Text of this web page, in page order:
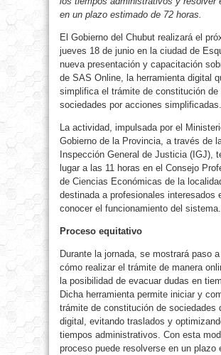
en un plazo estimado de 72 horas.
El Gobierno del Chubut realizará el
jueves 18 de junio en la ciudad de
nueva presentación y capacitación
de SAS Online, la herramienta digital
simplifica el trámite de constitución de
sociedades por acciones simplificadas.
La actividad, impulsada por el
Gobierno de la Provincia, a través de
Inspección General de Justicia (IGJ),
lugar a las 11 horas en el Consejo
de Ciencias Económicas de la
destinada a profesionales interesados
conocer el funcionamiento del sistema.
Proceso equitativo
Durante la jornada, se mostrará paso
cómo realizar el trámite de manera
la posibilidad de evacuar dudas en
Dicha herramienta permite iniciar y
trámite de constitución de sociedades
digital, evitando traslados y
tiempos administrativos. Con esta
proceso puede resolverse en un plazo